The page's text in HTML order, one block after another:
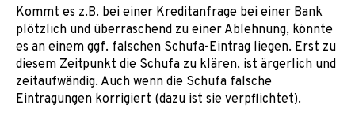
Kommt es z.B. bei einer Kreditanfrage bei einer Bank
plötzlich und überraschend zu einer Ablehnung, könnte
es an einem ggf. falschen Schufa-Eintrag liegen. Erst zu
diesem Zeitpunkt die Schufa zu klären, ist ärgerlich und
zeitaufwändig. Auch wenn die Schufa falsche
Eintragungen korrigiert (dazu ist sie verpflichtet).